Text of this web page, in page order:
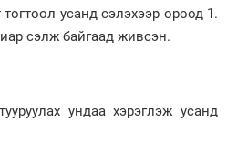
усанд сэлэхээр ороод 1.
сэлж байгаад живсэн.
ундаа хэрэглэж усанд